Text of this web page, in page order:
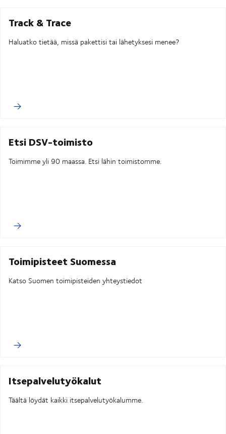
Track & Trace
Haluatko tietää, missä pakettisi tai lähetyksesi menee?
Etsi DSV-toimisto
Toimimme yli 90 maassa. Etsi lähin toimistomme.
Toimipisteet Suomessa
Katso Suomen toimipisteiden yhteystiedot
Itsepalvelutyökalut
Täältä löydät kaikki itsepalvelutyökalumme.